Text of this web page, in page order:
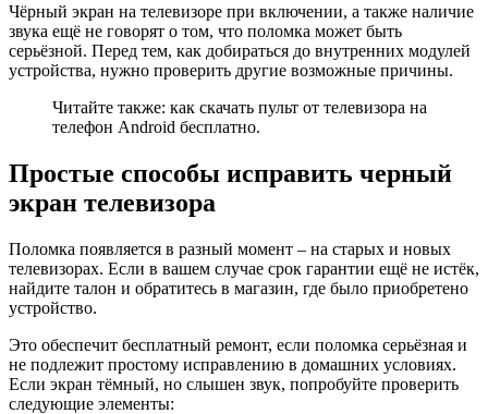
Чёрный экран на телевизоре при включении, а также наличие
звука ещё не говорят о том, что поломка может быть
серьёзной. Перед тем, как добираться до внутренних модулей
устройства, нужно проверить другие возможные причины.
Читайте также: как скачать пульт от телевизора на
телефон Android бесплатно.
Простые способы исправить черный
экран телевизора
Поломка появляется в разный момент – на старых и новых
телевизорах. Если в вашем случае срок гарантии ещё не истёк,
найдите талон и обратитесь в магазин, где было приобретено
устройство.
Это обеспечит бесплатный ремонт, если поломка серьёзная и
не подлежит простому исправлению в домашних условиях.
Если экран тёмный, но слышен звук, попробуйте проверить
следующие элементы: